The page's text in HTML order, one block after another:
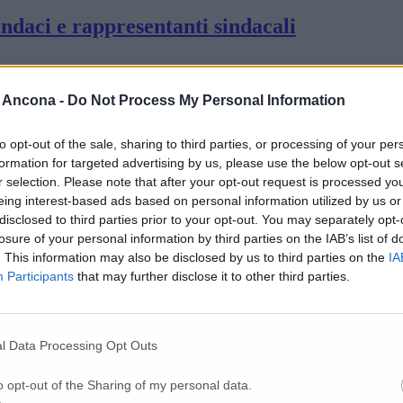
- Do Not Process My Personal Information
opt-out of the sale, sharing to third parties, or processing of your
for targeted advertising by us, please use the below opt-out
selection. Please note that after your opt-out request is processed
interest-based ads based on personal information utilized by us
to third parties prior to your opt-out. You may separately
of your personal information by third parties on the IAB’s list of
This information may also be disclosed by us to third parties on the
Participants that may further disclose it to other third parties.
Data Processing Opt Outs
opt-out of the Sharing of my personal data.
e rappresentanti sindacali
il primo cittadino di Fabriano incontra
il tavolo al Mise e il conflitto ucraino va
presentano interrogazione alla
sindacale sotto la Prefettura
ad Arcelik: i sindacati chiedono